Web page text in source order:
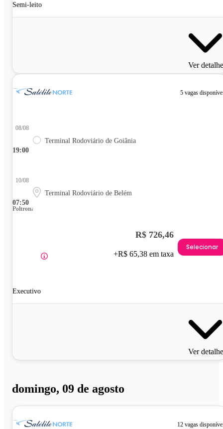
Semi-leito
Ver
5 vagas
19:00
08/08
Terminal Rodoviário de Goiânia
07:50
10/08
Terminal Rodoviário de Belém
Poltrona
Executivo
R$ 726,46
+R$ 65,38 em taxa
Selecionar
Ver
domingo, 09 de agosto
12 vagas